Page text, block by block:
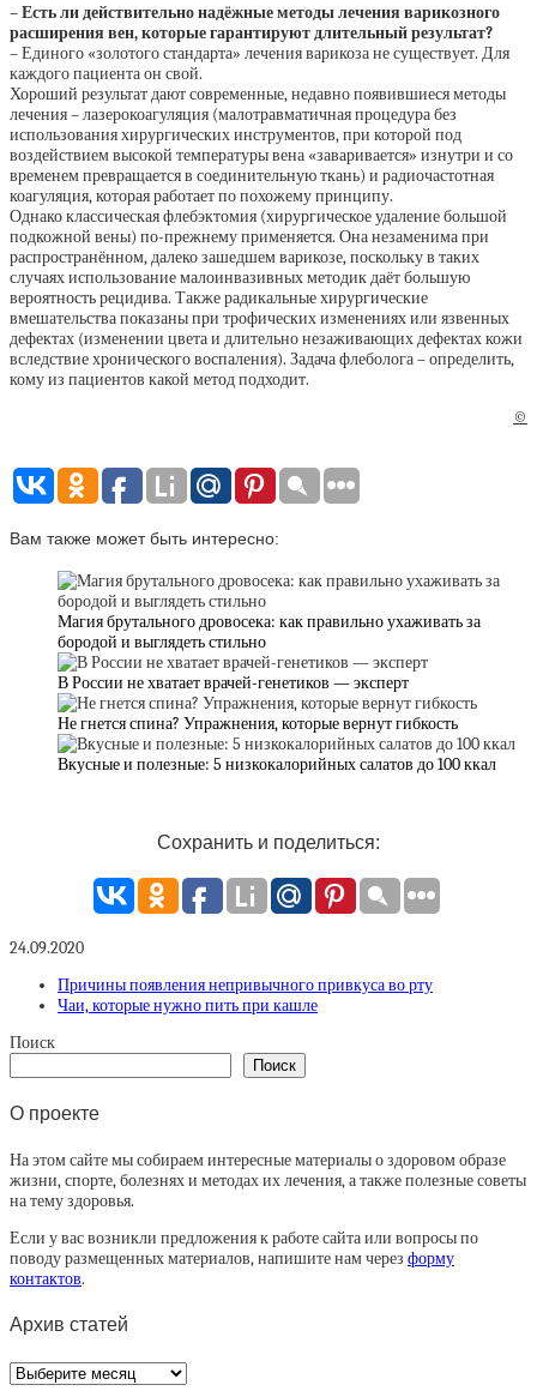
– Есть ли действительно надёжные методы лечения варикозного
расширения вен, которые гарантируют длительный результат?
– Единого «золотого стандарта» лечения варикоза не существует. Для
каждого пациента он свой.
Хороший результат дают современные, недавно появившиеся методы
лечения – лазерокоагуляция (малотравматичная процедура без
использования хирургических инструментов, при которой под
воздействием высокой температуры вена «заваривается» изнутри и со
временем превращается в соединительную ткань) и радиочастотная
коагуляция, которая работает по похожему принципу.
Однако классическая флеб­эктомия (хирургическое удаление большой
подкожной вены) по-прежнему применяется. Она незаменима при
распространённом, далеко зашедшем варикозе, поскольку в таких
случаях использование малоинвазивных методик даёт большую
вероятность рецидива. Также радикальные хирургические
вмешательства показаны при трофических изменениях или язвенных
дефектах (изменении цвета и длительно незаживающих дефектах кожи
вследствие хронического воспаления). Задача флеболога – определить,
кому из пациентов какой метод подходит.
©
Вам также может быть интересно:
Магия брутального дровосека: как правильно ухаживать за
бородой и выглядеть стильно
В России не хватает врачей-генетиков — эксперт
Не гнется спина? Упражнения, которые вернут гибкость
Вкусные и полезные: 5 низкокалорийных салатов до 100 ккал
Сохранить и поделиться:
24.09.2020
Причины появления непривычного привкуса во рту
Чаи, которые нужно пить при кашле
Поиск
Поиск
О проекте
На этом сайте мы собираем интересные материалы о здоровом образе
жизни, спорте, болезнях и методах их лечения, а также полезные советы
на тему здоровья.
Если у вас возникли предложения к работе сайта или вопросы по
поводу размещенных материалов, напишите нам через форму
контактов.
Архив статей
Архив
статей